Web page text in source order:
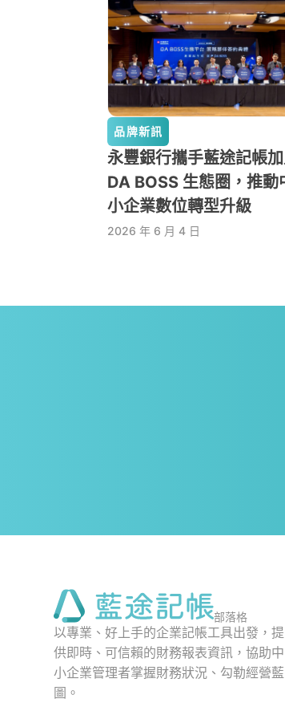
品牌新訊
永豐銀行攜手藍途記帳
DA BOSS 生態圈，推動
小企業數位轉型升級
2026 年 6 月 4 日
部落格
以專業、好上手的企業記帳工具出發，提
供即時、可信賴的財務報表資訊，協助中
小企業管理者掌握財務狀況、勾勒經營藍
圖。